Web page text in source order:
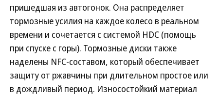
пришедшая из автогонок. Она распределяет
тормозные усилия на каждое колесо в реальном
времени и сочетается с системой HDC (помощь
при спуске с горы). Тормозные диски также
наделены NFC-составом, который обеспечивает
защиту от ржавчины при длительном простое или
в дождливый период. Износостойкий материал